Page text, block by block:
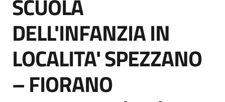
Piattaforme
telematiche
SCUOLA
DELL'INFANZIA IN
LOCALITA' SPEZZANO
– FIORANO